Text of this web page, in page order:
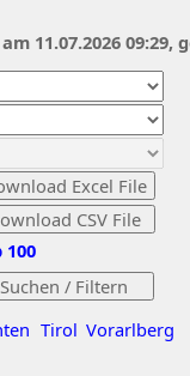
Tirol Vorarlberg
100
11.07.2026